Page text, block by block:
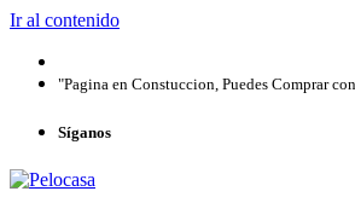
Ir al contenido
"Pagina en Constuccion, Puedes Comprar
Síganos